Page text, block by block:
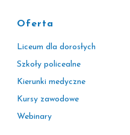
Oferta
Liceum dla dorosłych
Szkoły policealne
Kierunki medyczne
Kursy zawodowe
Webinary